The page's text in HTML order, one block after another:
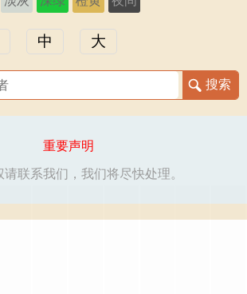
中 大
重要声明
请联系我们，我们将尽快处理。